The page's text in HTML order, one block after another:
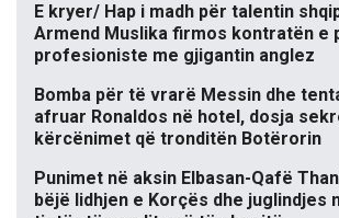
E kryer/ Hap i madh për talentin
Armend Muslika firmos kontratën e
profesioniste me gjigantin anglez
Bomba për të vrarë Messin dhe
afruar Ronaldos në hotel, dosja
kërcënimet që tronditën Botërorin
Punimet në aksin Elbasan-Qafë
bëjë lidhjen e Korçës dhe juglindjes